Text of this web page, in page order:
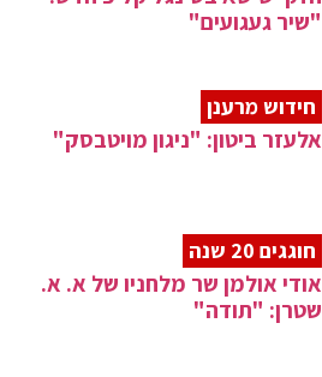
"שיר געגועים"
חידוש מרענן
אלעזר ביטון: "ניגון מויטבסק"
חוגגים 20 שנה
אודי אולמן שר מלחניו של א. א.
שטרן: "תודה"